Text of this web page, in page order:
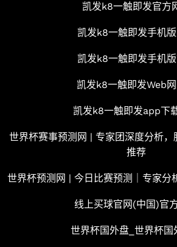
凯发k8一触即发官方
凯发k8一触即发手机
凯发k8一触即发手机
凯发k8一触即发Web
凯发k8一触即发app下
世界杯赛事预测网 | 专家团深度分析
推荐
世界杯预测网 | 今日比赛预测｜专家分
线上买球官网(中国)官
世界杯国外盘_世界杯国